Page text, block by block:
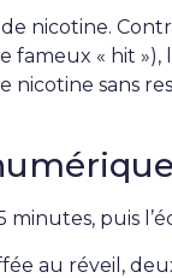
nicotine.
« hit »),
nicotine sans
puis
au réveil,